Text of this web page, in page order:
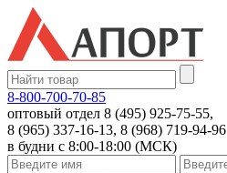
8-800-700-70-85
оптовый отдел 8 (495) 925-75-55,
8 (965) 337-16-13, 8 (968) 719-94-96
в будни с 8:00-18:00 (МСК)